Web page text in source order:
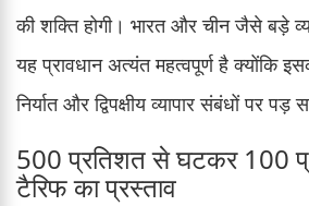
की शक्ति होगी। भारत और चीन जैसे बड़े
यह प्रावधान अत्यंत महत्वपूर्ण है क्योंकि
निर्यात और द्विपक्षीय व्यापार संबंधों पर पड़
500 प्रतिशत से घटकर 100
टैरिफ का प्रस्ताव